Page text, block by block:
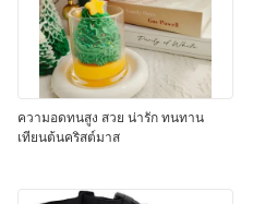
ความอดทนสูง สวย น่ารัก ทนทาน
เทียนต้นคริสต์มาส